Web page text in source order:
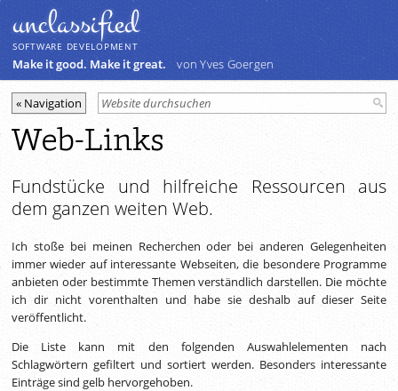
unclassiﬁed
SOFTWARE DEVELOPMENT
Make it good. Make it great. von Yves Goergen
Web-Links
Fundstücke und hilfreiche Ressourcen aus
dem ganzen weiten Web.
Ich stoße bei meinen Recherchen oder bei anderen Gelegenheiten
immer wieder auf interessante Webseiten, die besondere Programme
anbieten oder bestimmte Themen verständlich darstellen. Die möchte
ich dir nicht vorenthalten und habe sie deshalb auf dieser Seite
veröffentlicht.
Die Liste kann mit den folgenden Auswahlelementen nach
Schlagwörtern gefiltert und sortiert werden. Besonders interessante
Einträge sind gelb hervorgehoben.